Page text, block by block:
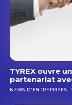
TYREX ouvre
partenariat
NEWS D'ENTREPRISES